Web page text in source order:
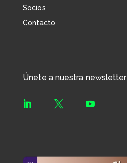
Socios
Contacto
Únete a nuestra newsletter
  